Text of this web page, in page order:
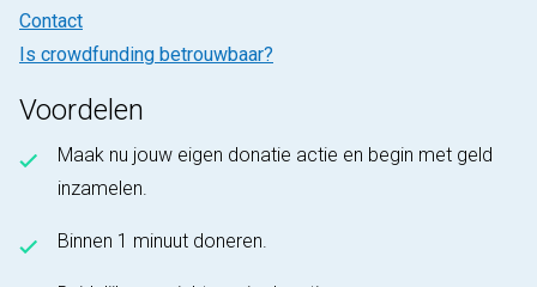
Contact
Is crowdfunding betrouwbaar?
Voordelen
Maak nu jouw eigen donatie actie en begin met geld
inzamelen.
Binnen 1 minuut doneren.